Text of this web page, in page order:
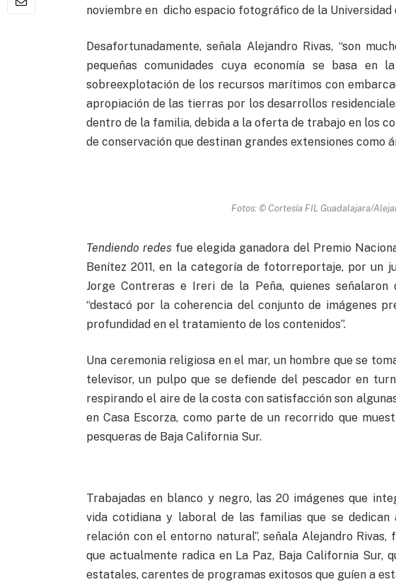
noviembre en dicho espacio fotográfico de la Universidad
Desafortunadamente, señala Alejandro Rivas, “son
pequeñas comunidades cuya economía se basa en
sobreexplotación de los recursos marítimos con
apropiación de las tierras por los desarrollos
dentro de la familia, debida a la oferta de trabajo en los
de conservación que destinan grandes extensiones como
Fotos: © Cortesía FIL Guadalajara/
Tendiendo redes fue elegida ganadora del Premio
Benítez 2011, en la categoría de fotorreportaje, por un
Jorge Contreras e Ireri de la Peña, quienes
“destacó por la coherencia del conjunto de imágenes
profundidad en el tratamiento de los contenidos”.
Una ceremonia religiosa en el mar, un hombre que se
televisor, un pulpo que se defiende del pescador en
respirando el aire de la costa con satisfacción son
en Casa Escorza, como parte de un recorrido que
pesqueras de Baja California Sur.
Trabajadas en blanco y negro, las 20 imágenes que
vida cotidiana y laboral de las familias que se
relación con el entorno natural”, señala Alejandro
que actualmente radica en La Paz, Baja California Sur,
estatales, carentes de programas exitosos que guíen a